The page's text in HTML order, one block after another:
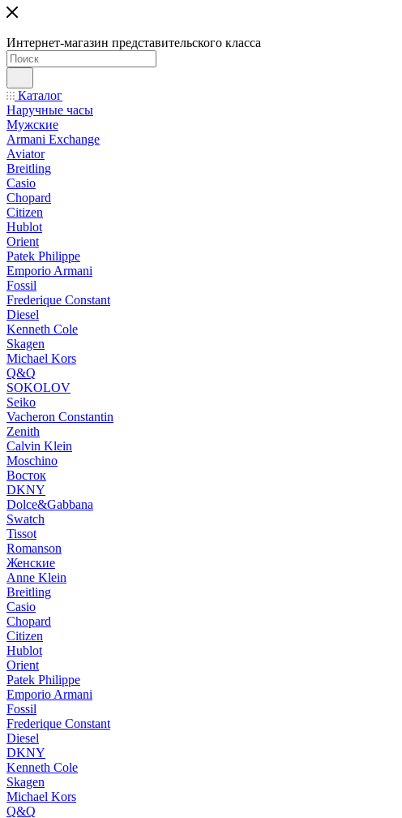
Интернет-магазин представительского класса
Каталог
Наручные часы
Мужские
Armani Exchange
Aviator
Breitling
Casio
Chopard
Citizen
Hublot
Orient
Patek Philippe
Emporio Armani
Fossil
Frederique Constant
Diesel
Kenneth Cole
Skagen
Michael Kors
Q&Q
SOKOLOV
Seiko
Vacheron Constantin
Zenith
Calvin Klein
Moschino
Восток
DKNY
Dolce&Gabbana
Swatch
Tissot
Romanson
Женские
Anne Klein
Breitling
Casio
Chopard
Citizen
Hublot
Orient
Patek Philippe
Emporio Armani
Fossil
Frederique Constant
Diesel
DKNY
Kenneth Cole
Skagen
Michael Kors
Q&Q